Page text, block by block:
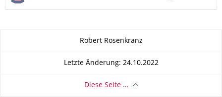
Robert Rosenkranz
Letzte Änderung: 24.10.2022
Diese Seite …